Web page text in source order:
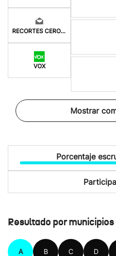
RECORTES CERO-GV
VOX
Mostrar
Porcentaje
Resultado por
A B C D